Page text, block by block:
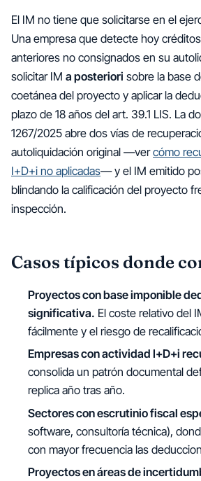
El IM no tiene que solicitarse en el
Una empresa que detecte hoy
anteriores no consignados en su
solicitar IM a posteriori sobre la base
coetánea del proyecto y aplicar la
plazo de 18 años del art. 39.1 LIS. La
1267/2025 abre dos vías de
autoliquidación original —vercómo
I+D+i no aplicadas— y el IM emitido
blindando la calificación del proyecto
inspección.
Casos típicos donde
Proyectos con base imponible
significativa. El coste relativo del
fácilmente y el riesgo de
Empresas con actividad I+D+i
consolida un patrón documental
replica año tras año.
Sectores con escrutinio fiscal
software, consultoría técnica),
con mayor frecuencia las
Proyectos en áreas de